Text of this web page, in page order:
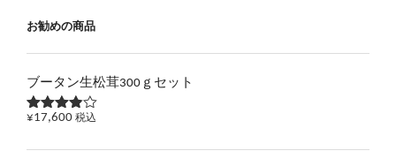
お勧めの商品
ブータン生松茸300ｇセット
5段階で
評価
¥17,600 税込